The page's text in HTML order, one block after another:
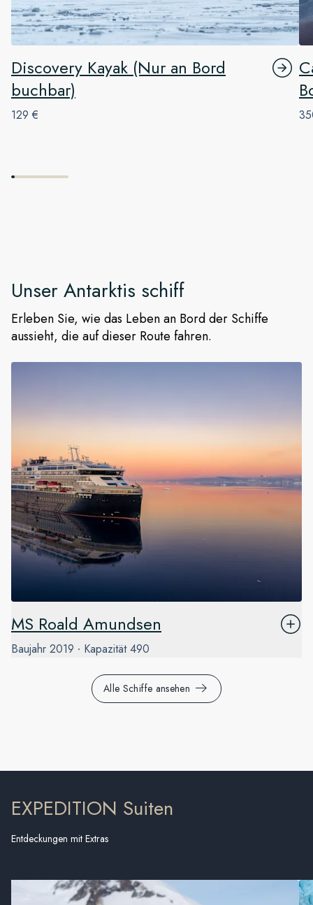
Discovery Kayak (Nur an Bord
buchbar)
129 €
UnserAntarktis schiff
Erleben Sie, wie das Leben an Bord der Schiffe
aussieht, die auf dieser Route fahren.
MS Roald Amundsen
Baujahr 2019 Kapazität 490
Alle Schiffe ansehen
EXPEDITION Suiten
Entdeckungen mit Extras